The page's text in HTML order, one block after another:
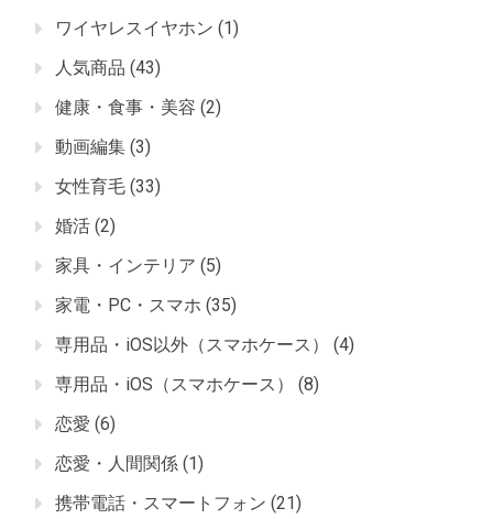
ワイヤレスイヤホン (1)
人気商品 (43)
健康・食事・美容 (2)
動画編集 (3)
女性育毛 (33)
婚活 (2)
家具・インテリア (5)
家電・PC・スマホ (35)
専用品・iOS以外（スマホケース）
(4)
専用品・iOS（スマホケース）
(8)
恋愛 (6)
恋愛・人間関係 (1)
携帯電話・スマートフォン (21)